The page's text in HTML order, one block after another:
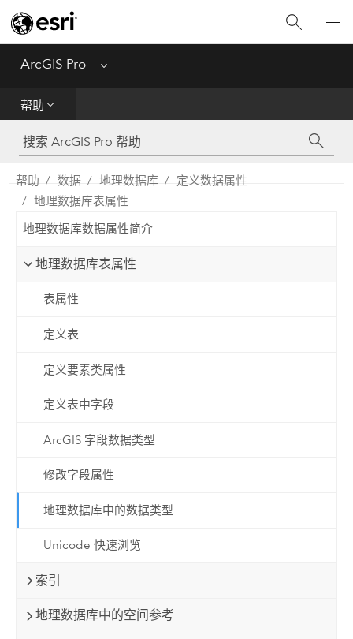
ArcGIS Pro Menu
帮助
工具参考
Python
SDK
帮助 数据 地理数据库
定义数据属性
地理数据库表属性
地理数据库数据属性简介
地理数据库表属性
表属性
定义表
定义要素类属性
定义表中字段
ArcGIS 字段数据类型
修改字段属性
地理数据库中的数据类型
Unicode 快速浏览
索引
地理数据库中的空间参考